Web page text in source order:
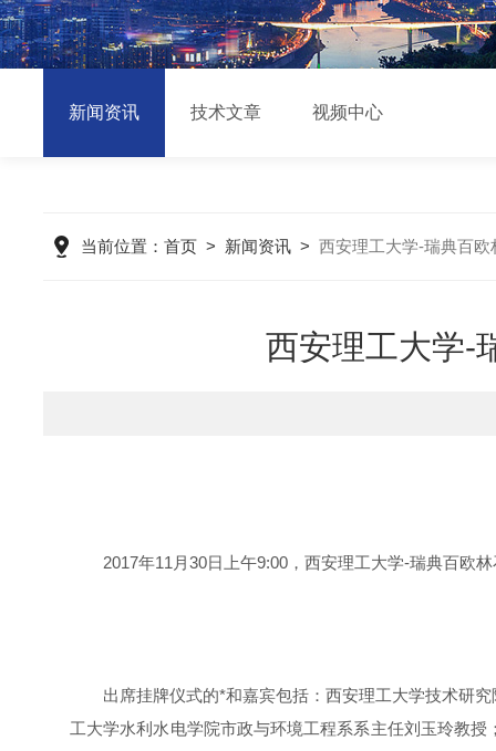
新闻资讯 技术文章 视频中心
当前位置： 首页 > 新闻资讯 > 西安理工大学-瑞典百
西安理工大学-
2017年11月30日上午9:00，西安理工大学-瑞典百欧
出席挂牌仪式的*和嘉宾包括：西安理工大学技术研
工大学水利水电学院市政与环境工程系系主任刘玉玲教